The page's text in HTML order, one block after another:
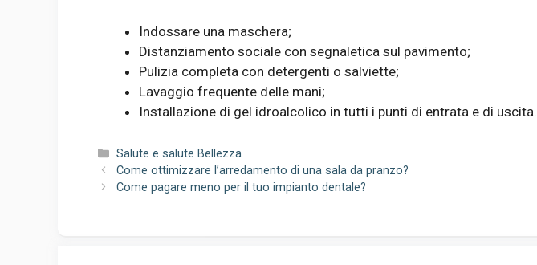
Indossare una maschera;
Distanziamento sociale con segnaletica sul pavimento;
Pulizia completa con detergenti o salviette;
Lavaggio frequente delle mani;
Installazione di gel idroalcolico in tutti i punti di entrata e di uscita.
Categorie
Salute e salute Bellezza
Come ottimizzare l’arredamento di una sala da pranzo?
Come pagare meno per il tuo impianto dentale?